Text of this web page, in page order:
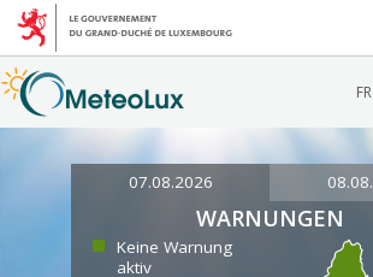
FR
07.08.2026
WARNUNGEN
Keine Warnung
aktiv